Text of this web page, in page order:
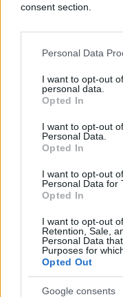
consent section.
Personal Data
I want to opt-out
personal data.
Opted In
I want to opt-out
Personal Data.
Opted In
I want to opt-out
Personal Data for
Opted In
I want to opt-out
Retention, Sale,
Personal Data
Purposes for
Opted Out
Google consents
pomaže kod
Samo je potrebno
stavite na bolno
minuta. Karanfilić
Analgetska
na bolno mjesto i
dobra ideja za
možete da
očistili zube od
izazivaju zubobolju.